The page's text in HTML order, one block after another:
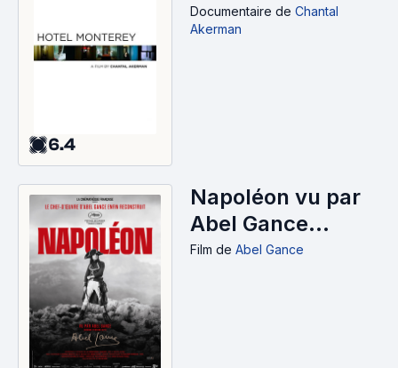
6.4
Documentaire de Chantal
Akerman
Napoléon vu par
Abel Gance
(2024)
Film de Abel Gance